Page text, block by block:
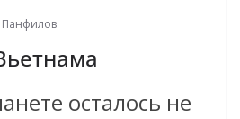
Панфилов
осталось не